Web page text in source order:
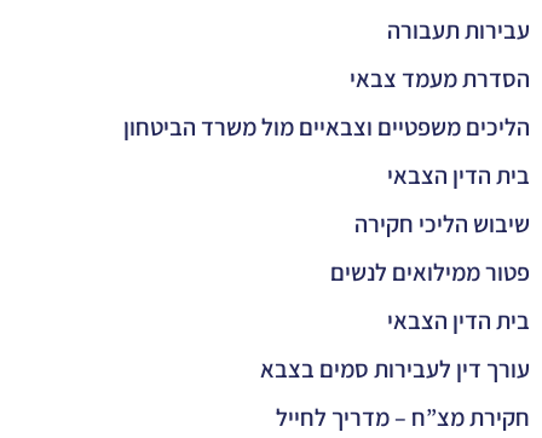
עבירות תעבורה
הסדרת מעמד צבאי
הליכים משפטיים וצבאיים מול משרד הביטחון
בית הדין הצבאי
שיבוש הליכי חקירה
פטור ממילואים לנשים
בית הדין הצבאי
עורך דין לעבירות סמים בצבא
חקירת מצ”ח – מדריך לחייל